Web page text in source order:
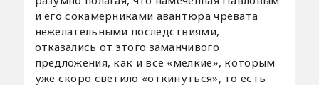
и его сокамерниками авантюра чревата
нежелательными последствиями,
отказались от этого заманчивого
предложения, как и все «мелкие», которым
уже скоро светило «откинуться», то есть